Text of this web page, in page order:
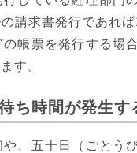
請求書発行であれ
帳票を発行する場
す。
ち時間が発生す
、五十日（ごとう